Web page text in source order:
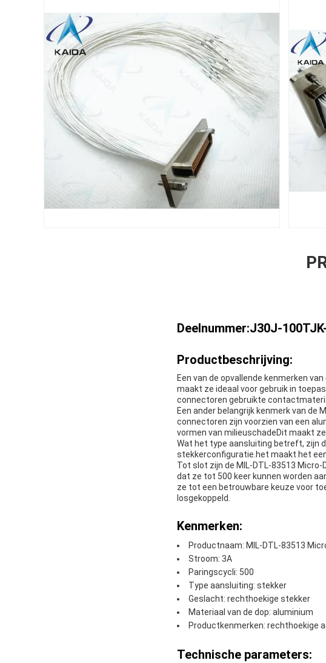
Deelnummer:J30J-
Productbeschrijving:
Een van de opvallende kenmerken
maakt ze ideaal voor gebruik in
connectoren gebruikte
Een ander belangrijk kenmerk van de
connectoren zijn voorzien van een
vormen van milieuschadeDit maakt
Wat het type aansluiting betreft, zijn
stekkerconfiguratie.het maakt het
Tot slot zijn de MIL-DTL-83513
dat ze tot 500 keer kunnen worden
ze tot een betrouwbare keuze voor
losgekoppeld.
Kenmerken:
Productnaam: MIL-DTL-83513
Stroom: 3A
Paringscycli: 500
Type aansluiting: stekker
Geslacht: rechthoekige stekker
Materiaal van de dop: aluminium
Productkenmerken: rechthoekige
Technische parameters: